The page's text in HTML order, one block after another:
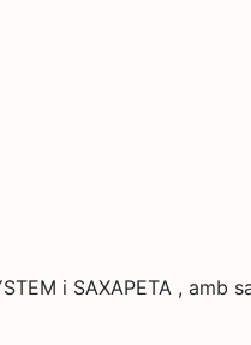
i SAXAPETA , amb